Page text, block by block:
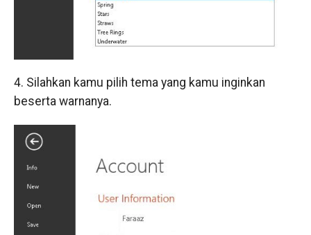
4. Silahkan kamu pilih tema yang kamu inginkan
beserta warnanya.